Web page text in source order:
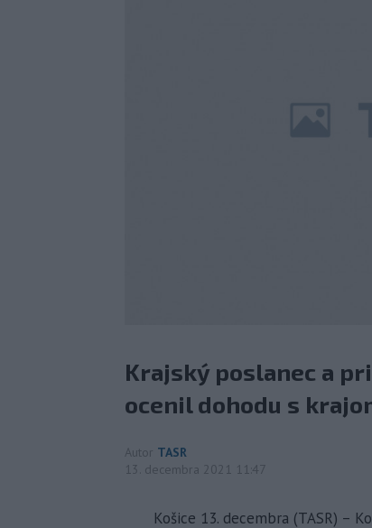
Krajský poslanec a
ocenil dohodu s
Autor TASR
13. decembra 2021 11:47
Košice 13. decembra (TASR) –